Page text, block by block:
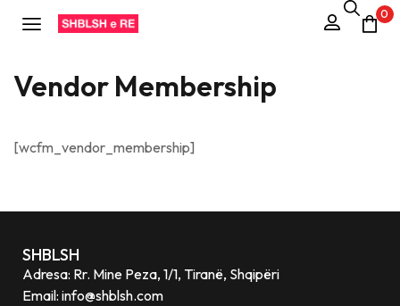
0
Vendor Membership
[wcfm_vendor_membership]
SHBLSH
Adresa: Rr. Mine Peza, 1/1, Tiranë, Shqipëri
Email: info@shblsh.com